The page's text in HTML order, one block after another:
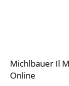
Michlbauer Il
Online